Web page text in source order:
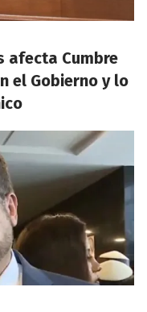
afecta Cumbre
el Gobierno y lo